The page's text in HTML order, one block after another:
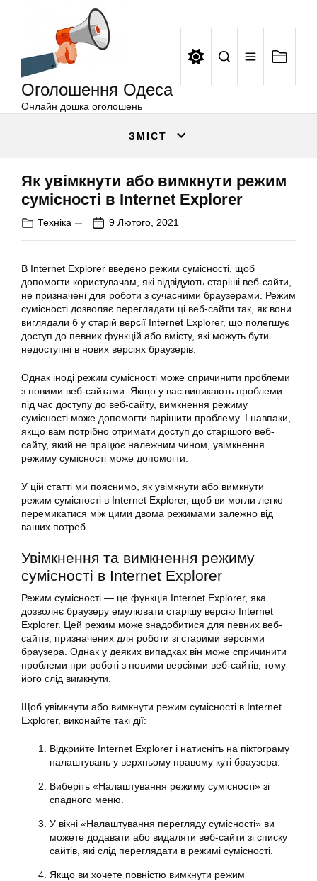
Оголошення Одеса
Онлайн дошка оголошень
ЗМІСТ
Як увімкнути або вимкнути режим
сумісності в Internet Explorer
Техніка 9 Лютого, 2021
В Internet Explorer введено режим сумісності, щоб
допомогти користувачам, які відвідують старіші веб-сайти,
не призначені для роботи з сучасними браузерами. Режим
сумісності дозволяє переглядати ці веб-сайти так, як вони
виглядали б у старій версії Internet Explorer, що полегшує
доступ до певних функцій або вмісту, які можуть бути
недоступні в нових версіях браузерів.
Однак іноді режим сумісності може спричинити проблеми
з новими веб-сайтами. Якщо у вас виникають проблеми
під час доступу до веб-сайту, вимкнення режиму
сумісності може допомогти вирішити проблему. І навпаки,
якщо вам потрібно отримати доступ до старішого веб-
сайту, який не працює належним чином, увімкнення
режиму сумісності може допомогти.
У цій статті ми пояснимо, як увімкнути або вимкнути
режим сумісності в Internet Explorer, щоб ви могли легко
перемикатися між цими двома режимами залежно від
ваших потреб.
Увімкнення та вимкнення режиму
сумісності в Internet Explorer
Режим сумісності — це функція Internet Explorer, яка
дозволяє браузеру емулювати старішу версію Internet
Explorer. Цей режим може знадобитися для певних веб-
сайтів, призначених для роботи зі старими версіями
браузера. Однак у деяких випадках він може спричинити
проблеми при роботі з новими версіями веб-сайтів, тому
його слід вимкнути.
Щоб увімкнути або вимкнути режим сумісності в Internet
Explorer, виконайте такі дії:
Відкрийте Internet Explorer і натисніть на піктограму
налаштувань у верхньому правому куті браузера.
Виберіть «Налаштування режиму сумісності» зі
спадного меню.
У вікні «Налаштування перегляду сумісності» ви
можете додавати або видаляти веб-сайти зі списку
сайтів, які слід переглядати в режимі сумісності.
Якщо ви хочете повністю вимкнути режим